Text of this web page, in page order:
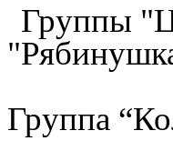
Группы
Группа